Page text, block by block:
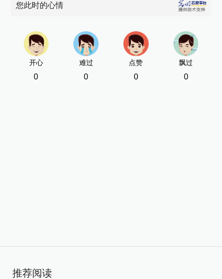
您此时的心情
开心
0
难过
0
点赞
0
飘过
0
推荐阅读